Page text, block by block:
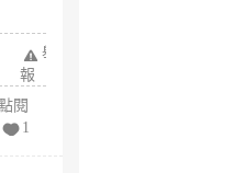
舉
報
閱
1